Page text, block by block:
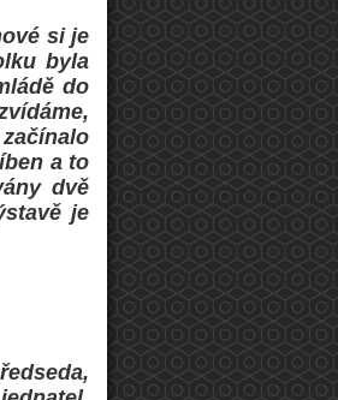
si je
byla
do
a to
dvě
je